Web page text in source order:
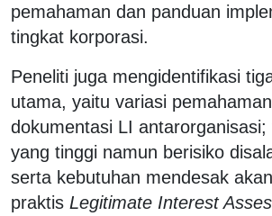
pemahaman dan panduan
tingkat korporasi.
Peneliti juga mengidentifikasi
utama, yaitu variasi
dokumentasi LI antarorganisasi;
yang tinggi namun berisiko
serta kebutuhan mendesak
praktis Legitimate Interest